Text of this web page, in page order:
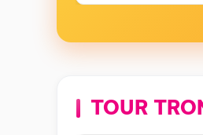
TOUR